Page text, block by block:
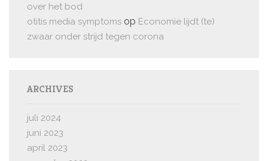
over het bod
otitis media symptoms op Economie lijdt (te)
zwaar onder strijd tegen corona
ARCHIVES
juli 2024
juni 2023
april 2023